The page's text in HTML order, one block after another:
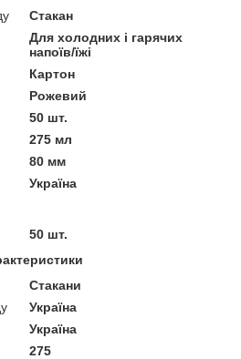
Стакан
Для холодних і гарячих
напоїв/їжі
Картон
Рожевий
50 шт.
275 мл
80 мм
Україна
50 шт.
Стакани
Україна
Україна
275